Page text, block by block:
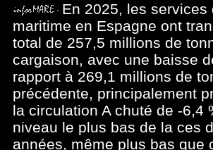
En 2025, les services
maritime en Espagne ont
total de 257,5 millions de
cargaison, avec une baisse
rapport à 269,1 millions de
précédente, principalement
la circulation A chuté de -6,4
niveau le plus bas de la ces
années, même plus bas que